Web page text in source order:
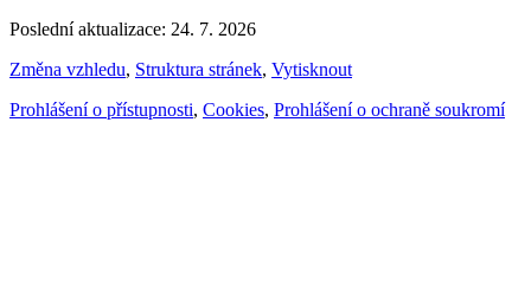
Poslední aktualizace: 24. 7. 2026
Změna vzhledu, Struktura stránek, Vytisknout
Prohlášení o přístupnosti, Cookies, Prohlášení o ochraně soukromí